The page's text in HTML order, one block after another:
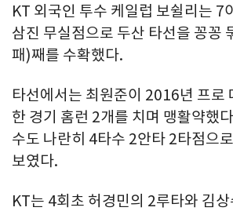
KT 외국인 투수 케일럽 보쉴리는 7
삼진 무실점으로 두산 타선을 꽁꽁
패)째를 수확했다.
타선에서는 최원준이 2016년 프로
한 경기 홈런 2개를 치며 맹활약했
수도 나란히 4타수 2안타 2타점으
보였다.
KT는 4회초 허경민의 2루타와 김